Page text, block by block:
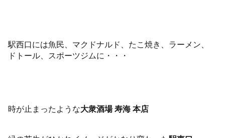
駅西口には魚民、マクドナルド、たこ焼き、ラーメン、
ドトール、スポーツジムに・・・
時が止まったような大衆酒場 寿海 本店